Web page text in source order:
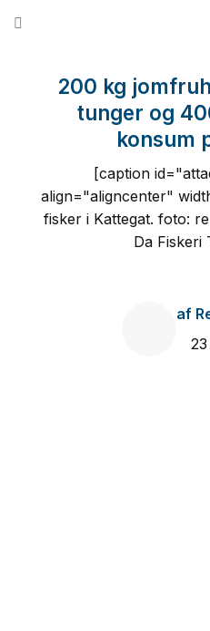
200 kg
tunger og
konsum
[caption
align="aligncenter"
fisker i Kattegat. foto:
Da Fiskeri
af